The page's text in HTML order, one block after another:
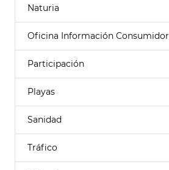
Naturia
Oficina Información Consumidor
Participación
Playas
Sanidad
Tráfico